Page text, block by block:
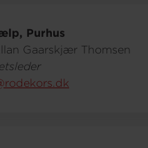
Purhus
Gaarskjær Thomsen